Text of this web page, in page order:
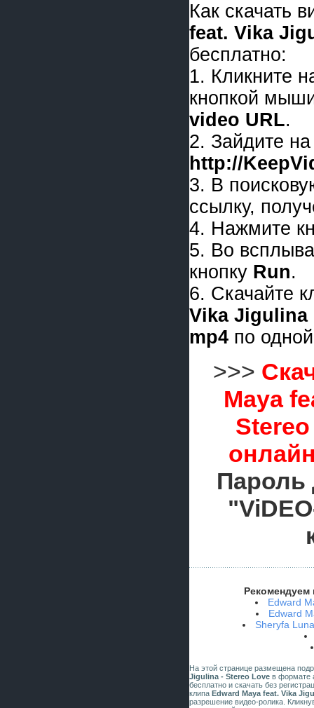
Как скачать
feat. Vika
бесплатно:
1. Кликните
кнопкой
video URL.
2. Зайдите на
http://
3. В
ссылку,
4. Нажмите
5. Во
кнопку Run.
6. Скачайте
Vika Jigulina
mp4 по
>>>
Maya
Пароль
Рекомендуем
Edward
Edward
Sheryfa
На этой странице размещена
Jigulina - Stereo Love в формате
бесплатно и скачать без
клипа Edward Maya feat. Vika
разрешение видео-ролика.